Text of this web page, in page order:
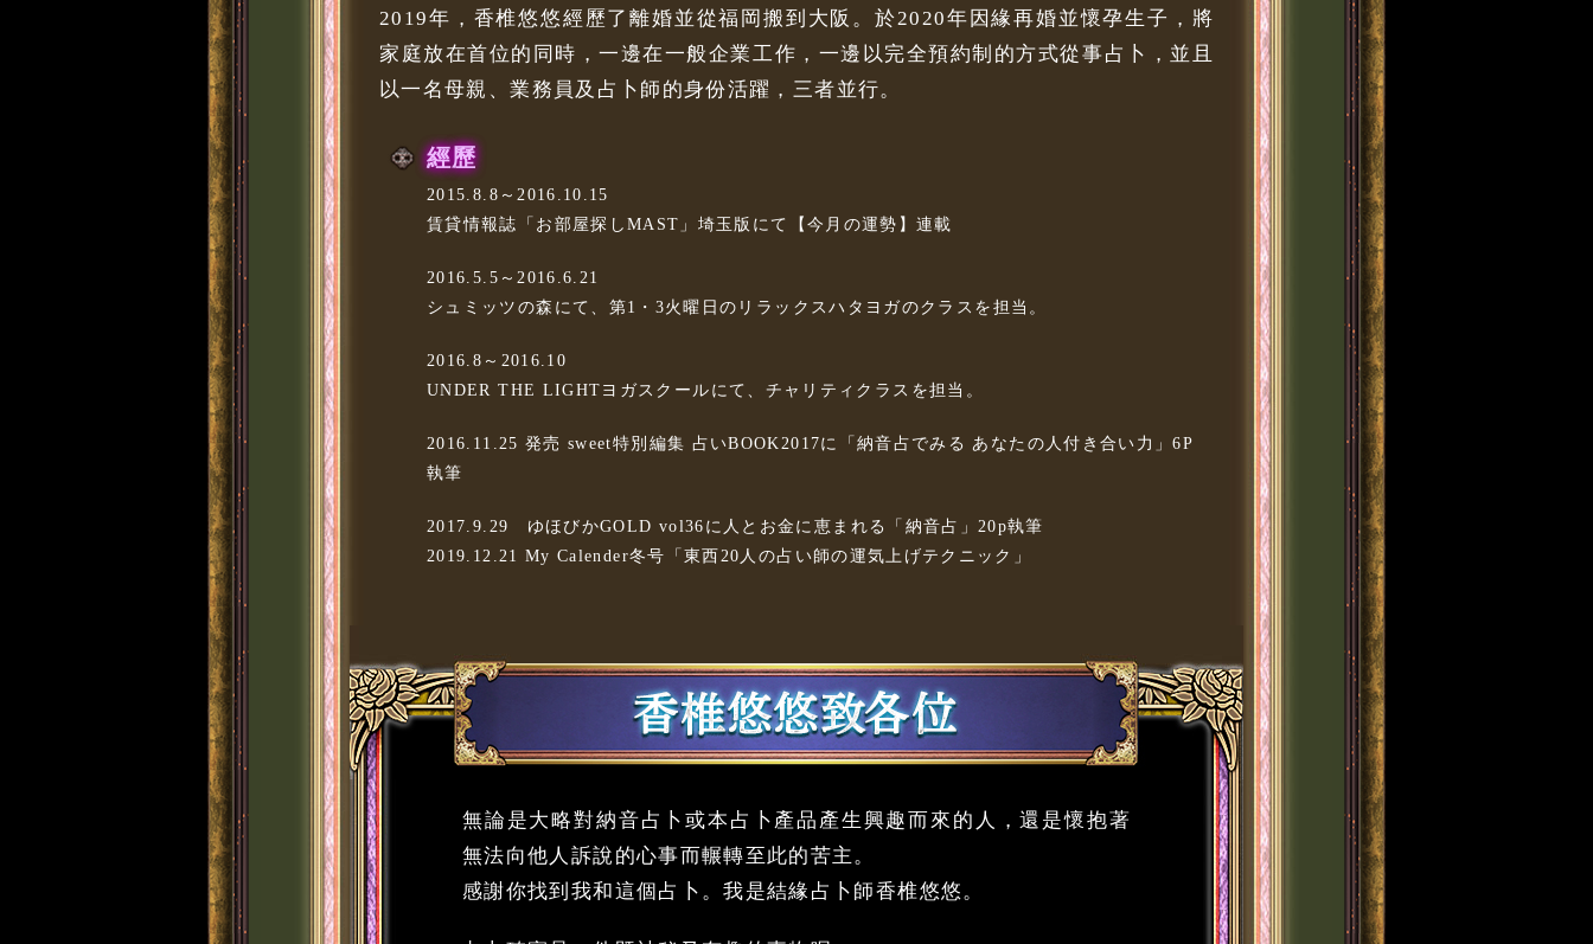
2019年，香椎悠悠經歷了離婚並從福岡搬到大阪。於2020年因緣再婚並懷孕生子，將
家庭放在首位的同時，一邊在一般企業工作，一邊以完全預約制的方式從事占卜，並且
以一名母親、業務員及占卜師的身份活躍，三者並行。
經歷
2015.8.8～2016.10.15
賃貸情報誌「お部屋探しMAST」埼玉版にて【今月の運勢】連載
2016.5.5～2016.6.21
シュミッツの森にて、第1・3火曜日のリラックスハタヨガのクラスを担当。
2016.8～2016.10
UNDER THE LIGHTヨガスクールにて、チャリティクラスを担当。
2016.11.25 発売 sweet特別編集 占いBOOK2017に「納音占でみる あなたの人付き合い力」6P
執筆
2017.9.29 ゆほびかGOLD vol36に人とお金に恵まれる「納音占」20p執筆
2019.12.21 My Calender冬号「東西20人の占い師の運気上げテクニック」
無論是大略對納音占卜或本占卜產品產生興趣而來的人，還是懷抱著
無法向他人訴說的心事而輾轉至此的苦主。
感謝你找到我和這個占卜。我是結緣占卜師香椎悠悠。